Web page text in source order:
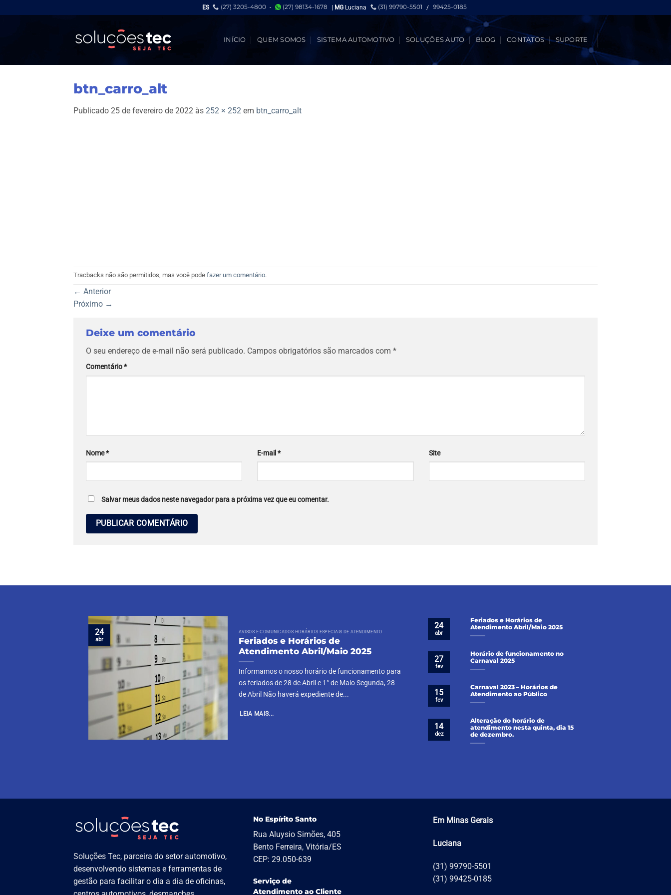
to
ES (27) 3205-4800 - (27) 98134-1678 | MG Luciana (31) 99790-5501 / 99425-0185
INÍCIO QUEM SOMOS SISTEMA AUTOMOTIVO SOLUÇÕES AUTO BLOG CONTATOS SUPORTE
btn_carro_alt
Publicado 25 de fevereiro de 2022 às 252 × 252 em btn_carro_alt
Tracbacks não são permitidos, mas você pode fazer um comentário.
← Anterior
Próximo →
Deixe um comentário
O seu endereço de e-mail não será publicado. Campos obrigatórios são marcados com *
Comentário*
Nome* E-mail* Site
Salvar meus dados neste navegador para a próxima vez que eu comentar.
AVISOS E COMUNICADOS HORÁRIOS ESPECIAIS DE ATENDIMENTO
Feriados e Horários de
Atendimento Abril/Maio 2025
Informamos o nosso horário de funcionamento para
os feriados de 28 de Abril e 1° de Maio Segunda, 28
de Abril Não haverá expediente de...
LEIA MAIS...
24
abr
Feriados e Horários de
Atendimento Abril/Maio 2025
24
abr
Horário de funcionamento no
Carnaval 2025
27
fev
Carnaval 2023 – Horários de
Atendimento ao Público
15
fev
Alteração do horário de
atendimento nesta quinta, dia 15
de dezembro.
14
dez
Soluções Tec, parceira do setor automotivo,
desenvolvendo sistemas e ferramentas de
gestão para facilitar o dia a dia de oficinas,
No Espírito Santo
Rua Aluysio Simões, 405
Bento Ferreira, Vitória/ES
CEP: 29.050-639
Serviço de
Atendimento ao Cliente
Em Minas Gerais
Luciana
(31) 99790-5501
(31) 99425-0185